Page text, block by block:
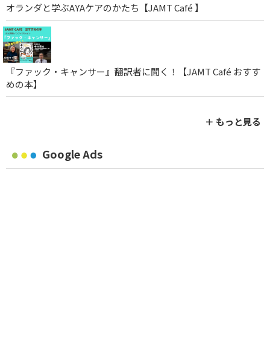
オランダと学ぶAYAケアのかたち【JAMT Café 】
『ファック・キャンサー』翻訳者に聞く！【JAMT Café おすす
めの本】
＋ もっと見る
Google Ads